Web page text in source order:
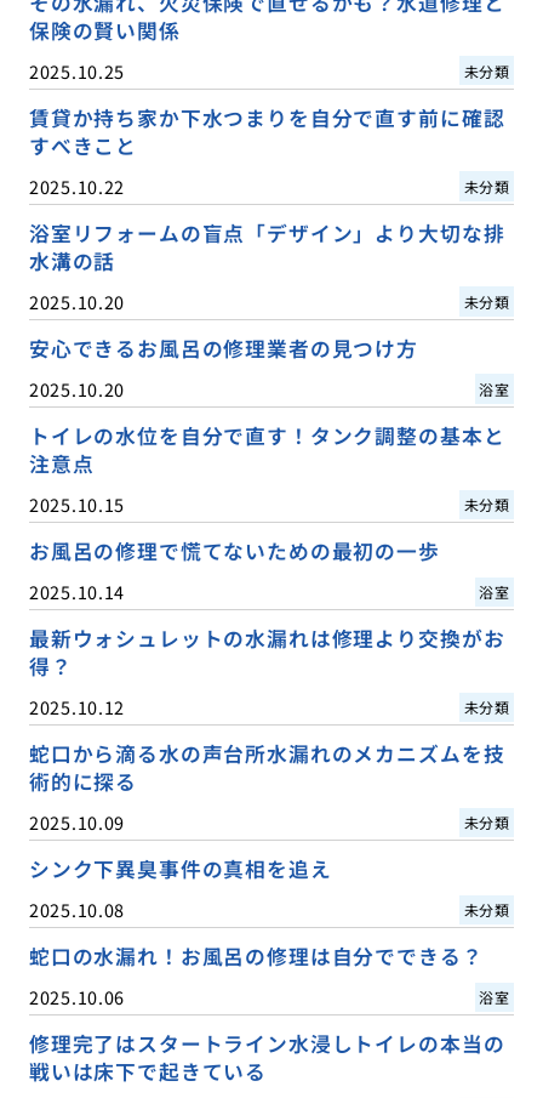
保険の賢い関係
2025.10.25 未分類
賃貸か持ち家か下水つまりを自分で直す前に確認
すべきこと
2025.10.22 未分類
浴室リフォームの盲点「デザイン」より大切な排
水溝の話
2025.10.20 未分類
安心できるお風呂の修理業者の見つけ方
2025.10.20 浴室
トイレの水位を自分で直す！タンク調整の基本と
注意点
2025.10.15 未分類
お風呂の修理で慌てないための最初の一歩
2025.10.14 浴室
最新ウォシュレットの水漏れは修理より交換がお
得？
2025.10.12 未分類
蛇口から滴る水の声台所水漏れのメカニズムを技
術的に探る
2025.10.09 未分類
シンク下異臭事件の真相を追え
2025.10.08 未分類
蛇口の水漏れ！お風呂の修理は自分でできる？
2025.10.06 浴室
修理完了はスタートライン水浸しトイレの本当の
戦いは床下で起きている